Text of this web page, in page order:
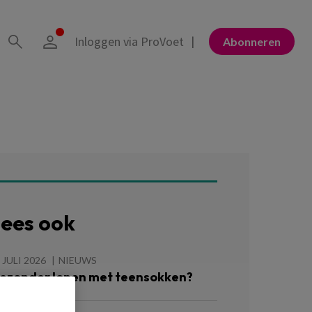
Abonneren
Inloggen via ProVoet
ook
JULI 2026 NIEUWS
lopen met teensokken?